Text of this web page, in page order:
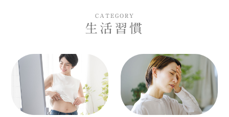
CATEGORY
生活習慣